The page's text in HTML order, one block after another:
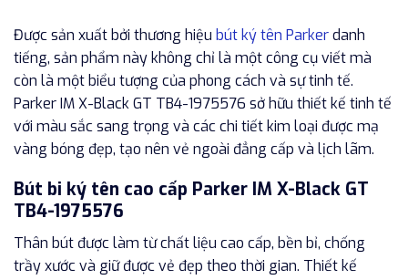
Được sản xuất bởi thương hiệu bút ký tên Parkerdanh
tiếng, sản phẩm này không chỉ là một công cụ viết mà
còn là một biểu tượng của phong cách và sự tinh tế.
Parker IM X-Black GT TB4-1975576 sở hữu thiết kế tinh tế
với màu sắc sang trọng và các chi tiết kim loại được mạ
vàng bóng đẹp, tạo nên vẻ ngoài đẳng cấp và lịch lãm.
Bút bi ký tên cao cấp Parker IM X-Black GT
TB4-1975576
Thân bút được làm từ chất liệu cao cấp, bền bỉ, chống
trầy xước và giữ được vẻ đẹp theo thời gian. Thiết kế